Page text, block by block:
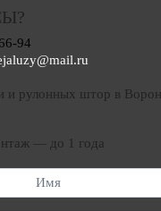
94
и рулонных штор в
— до 1 года